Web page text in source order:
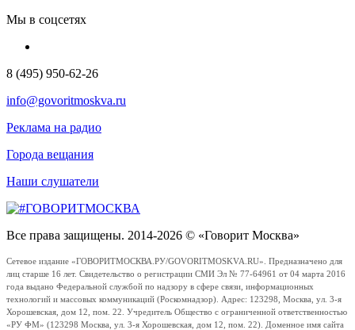
Мы в соцсетях
8 (495) 950-62-26
info@govoritmoskva.ru
Реклама на радио
Города вещания
Наши слушатели
Все права защищены. 2014-2026 © «Говорит Москва»
Сетевое издание «ГОВОРИТМОСКВА.РУ/GOVORITMOSKVA.RU». Предназначено для
лиц старше 16 лет. Свидетельство о регистрации СМИ Эл № 77-64961 от 04 марта 2016
года выдано Федеральной службой по надзору в сфере связи, информационных
технологий и массовых коммуникаций (Роскомнадзор). Адрес: 123298, Москва, ул. 3-я
Хорошевская, дом 12, пом. 22. Учредитель Общество с ограниченной ответственностью
«РУ ФМ» (123298 Москва, ул. 3-я Хорошевская, дом 12, пом. 22). Доменное имя сайта